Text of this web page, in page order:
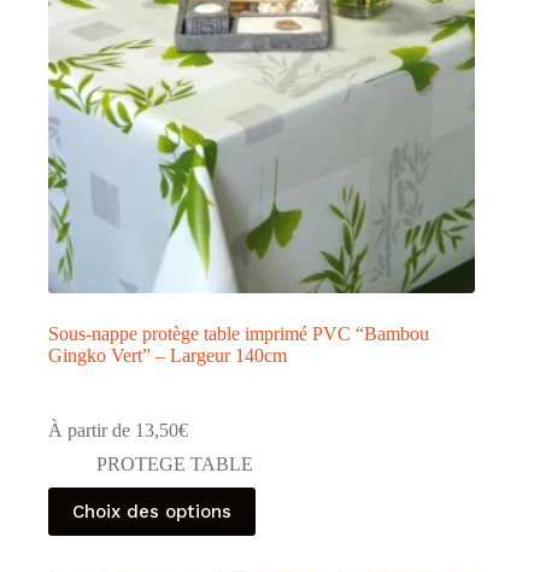
Sous-nappe protège table imprimé PVC “Bambou
Gingko Vert” – Largeur 140cm
À partir de 13,50€
PROTEGE TABLE
Choix des options
Ce
produit
a